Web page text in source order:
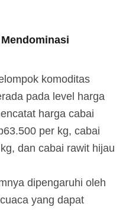
komoditas
pada level harga
harga cabai
per kg, cabai
dan cabai rawit hijau
dipengaruhi oleh
yang dapat